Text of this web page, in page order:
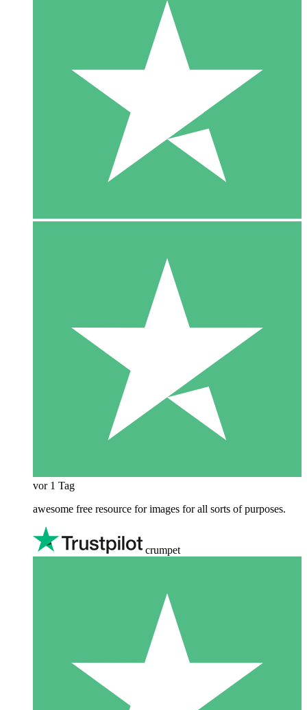
vor 1 Tag
awesome free resource for images for all sorts of purposes.
crumpet